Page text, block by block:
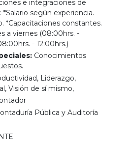
e integraciones de
según experiencia.
*Capacitaciones constantes.
a viernes (08:00hrs. -
- 12:00hrs.)
Conocimientos
Liderazgo,
Visión de sí mismo,
Pública y Auditoría